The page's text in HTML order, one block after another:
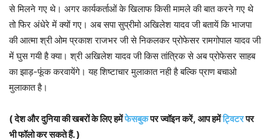
से मिलने गए थे। अगर कार्यकर्ताओं के खिलाफ किसी मामले की बात करने गए थे
तो फिर अंधेरे में क्यों गए। अब सपा सुप्रीमो अखिलेश यादव जी बतायें कि भाजपा
की आत्मा श्री ओम प्रकाश राजभर जी से निकलकर प्रोफेसर रामगोपाल यादव जी
में घुस गयी है क्या। श्री अखिलेश यादव जी किस तांत्रिक से अब प्रोफेसर साहब
का झाड़-फूंक करवायेंगे। यह शिष्टाचार मुलाकात नही है बल्कि प्राण बचाओ
मुलाकात है।
( देश और दुनिया की खबरों के लिए हमेंफेसबुकपर ज्वॉइन करें, आप हमेंट्विटरपर
भी फॉलो कर सकते हैं. )